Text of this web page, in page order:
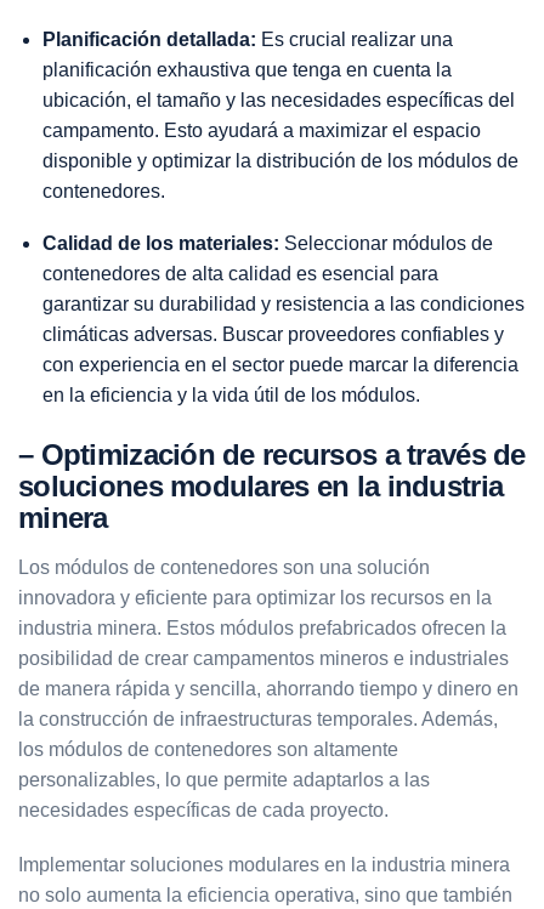
Planificación detallada: Es crucial realizar una
planificación exhaustiva que tenga en cuenta la
ubicación, el tamaño y las necesidades específicas del
campamento. Esto ayudará a maximizar el espacio
disponible y optimizar la distribución de los módulos de
contenedores.
Calidad de los materiales: Seleccionar módulos de
contenedores de alta calidad es esencial para
garantizar su durabilidad y resistencia a las condiciones
climáticas adversas. Buscar proveedores confiables y
con experiencia en el sector puede marcar la diferencia
en la eficiencia y la vida útil de los módulos.
– Optimización de recursos a través de
soluciones modulares en la industria
minera
Los módulos de contenedores son una solución
innovadora y eficiente para optimizar los recursos en la
industria minera. Estos módulos prefabricados ofrecen la
posibilidad de crear campamentos mineros e industriales
de manera rápida y sencilla, ahorrando tiempo y dinero en
la construcción de infraestructuras temporales. Además,
los módulos de contenedores son altamente
personalizables, lo que permite adaptarlos a las
necesidades específicas de cada proyecto.
Implementar soluciones modulares en la industria minera
no solo aumenta la eficiencia operativa, sino que también